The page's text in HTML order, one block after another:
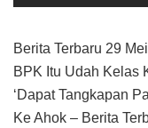
Berita Terbaru 29
BPK Itu Udah Kelas
‘Dapat Tangkapan
Ke Ahok – Berita